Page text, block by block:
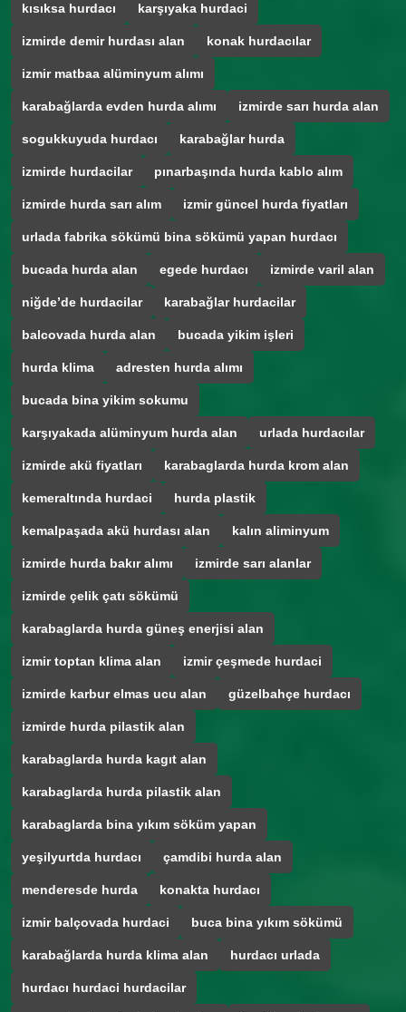
kısıksa hurdacı karşıyaka hurdaci
izmirde demir hurdası alan konak hurdacılar
izmir matbaa alüminyum alımı
karabağlarda evden hurda alımı izmirde sarı hurda alan
sogukkuyuda hurdacı karabağlar hurda
izmirde hurdacilar pınarbaşında hurda kablo alım
izmirde hurda sarı alım izmir güncel hurda fiyatları
urlada fabrika sökümü bina sökümü yapan hurdacı
bucada hurda alan egede hurdacı izmirde varil alan
niğde’de hurdacilar karabağlar hurdacilar
balcovada hurda alan bucada yikim işleri
hurda klima adresten hurda alımı
bucada bina yikim sokumu
karşıyakada alüminyum hurda alan urlada hurdacılar
izmirde akü fiyatları karabaglarda hurda krom alan
kemeraltında hurdaci hurda plastik
kemalpaşada akü hurdası alan kalın aliminyum
izmirde hurda bakır alımı izmirde sarı alanlar
izmirde çelik çatı sökümü
karabaglarda hurda güneş enerjisi alan
izmir toptan klima alan izmir çeşmede hurdaci
izmirde karbur elmas ucu alan güzelbahçe hurdacı
izmirde hurda pilastik alan
karabaglarda hurda kagıt alan
karabaglarda hurda pilastik alan
karabaglarda bina yıkım söküm yapan
yeşilyurtda hurdacı çamdibi hurda alan
menderesde hurda konakta hurdacı
izmir balçovada hurdaci buca bina yıkım sökümü
karabağlarda hurda klima alan hurdacı urlada
hurdacı hurdaci hurdacilar